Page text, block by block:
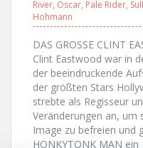
River, Oscar, Pale Rider,
Hohmann
DAS GROSSE CLINT
Clint Eastwood war in
der beeindruckende
der größten Stars
strebte als Regisseur
Veränderungen an, um
Image zu befreien und
HONKYTONK MAN